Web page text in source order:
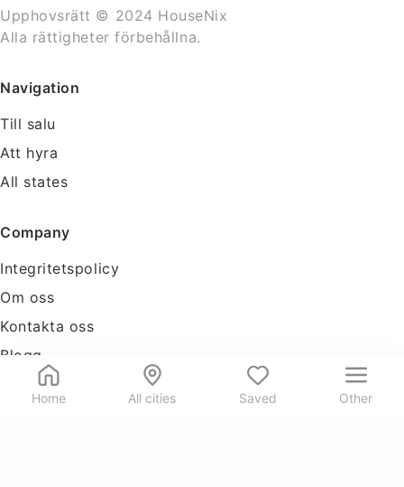
Home All cities Saved Other
Upphovsrätt © 2024 HouseNix
Alla rättigheter förbehållna.
Navigation
Till salu
Att hyra
All states
Company
Integritetspolicy
Om oss
Kontakta oss
Blogg
Tools